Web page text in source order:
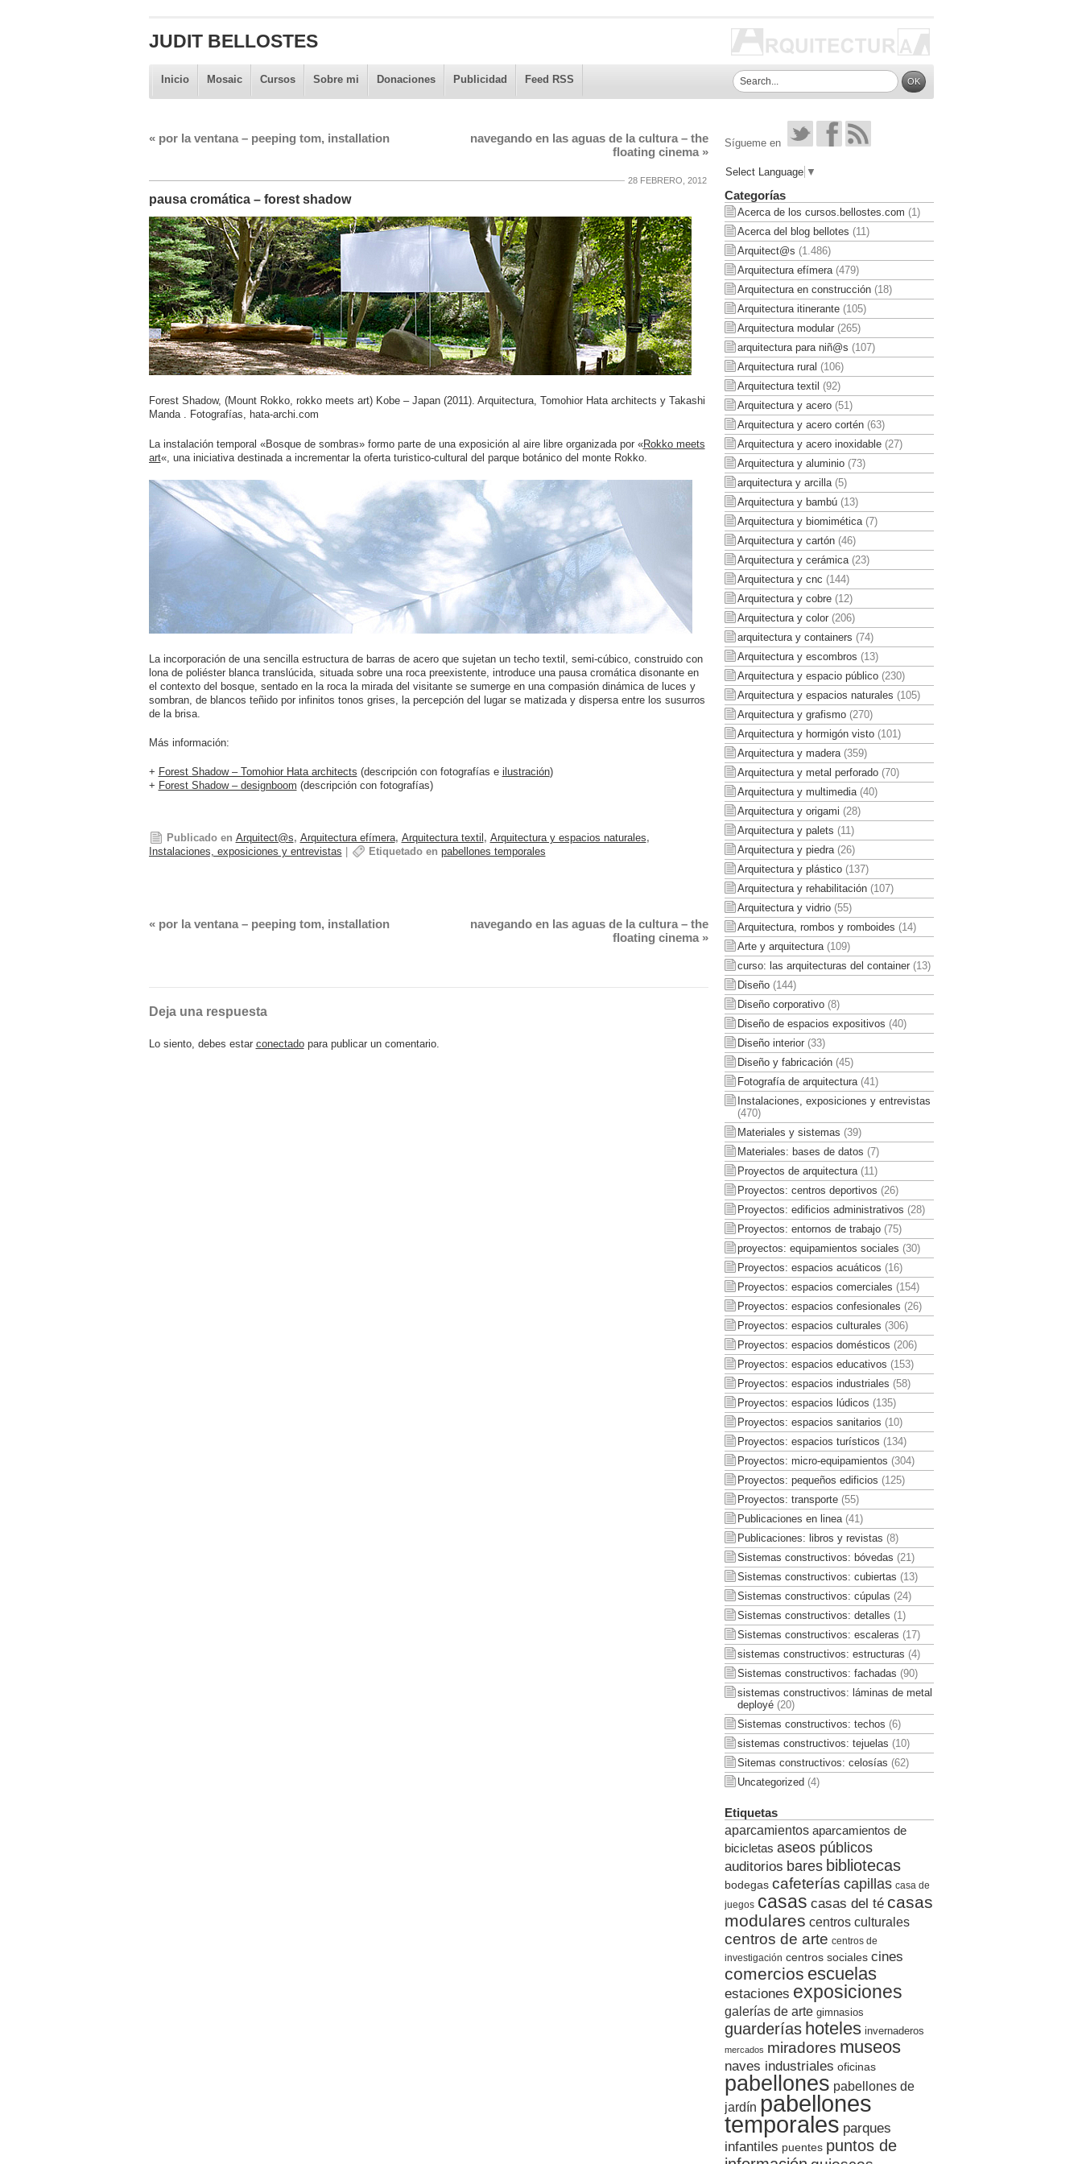
JUDIT BELLOSTES
Inicio Mosaic Cursos Sobre mi Donaciones Publicidad Feed RSS
«por la ventana – peeping tom, installation
navegando en las aguas de la cultura – the
floating cinema »
28 FEBRERO, 2012
pausa cromática – forest shadow
Forest Shadow, (Mount Rokko, rokko meets art) Kobe – Japan (2011). Arquitectura, Tomohior Hata architects y Takashi
Manda . Fotografías, hata-archi.com
La instalación temporal «Bosque de sombras» formo parte de una exposición al aire libre organizada por «Rokko meets
art«, una iniciativa destinada a incrementar la oferta turistico-cultural del parque botánico del monte Rokko.
La incorporación de una sencilla estructura de barras de acero que sujetan un techo textil, semi-cúbico, construido con
lona de poliéster blanca translúcida, situada sobre una roca preexistente, introduce una pausa cromática disonante en
el contexto del bosque, sentado en la roca la mirada del visitante se sumerge en una compasión dinámica de luces y
sombran, de blancos teñido por infinitos tonos grises, la percepción del lugar se matizada y dispersa entre los susurros
de la brisa.
Más información:
+ Forest Shadow – Tomohior Hata architects (descripción con fotografías e ilustración)
+ Forest Shadow – designboom (descripción con fotografías)
Publicado en Arquitect@s, Arquitectura efímera, Arquitectura textil , Arquitectura y espacios naturales,
Instalaciones, exposiciones y entrevistas
Etiquetado en pabellones temporales
«por la ventana – peeping tom, installation
navegando en las aguas de la cultura – the
floating cinema »
Deja una respuesta
Lo siento, debes estar conectadopara publicar un comentario.
Sígueme en
Select Language ▼
Categorías
Acerca de los cursos.bellostes.com (1)
Acerca del blog bellotes (11)
Arquitect@s (1.486)
Arquitectura efímera(479)
Arquitectura en construcción(18)
Arquitectura itinerante(105)
Arquitectura modular(265)
arquitectura para niñ@s (107)
Arquitectura rural (106)
Arquitectura textil (92)
Arquitectura y acero(51)
Arquitectura y acero cortén(63)
Arquitectura y acero inoxidable(27)
Arquitectura y aluminio(73)
arquitectura y arcilla(5)
Arquitectura y bambú(13)
Arquitectura y biomimética(7)
Arquitectura y cartón(46)
Arquitectura y cerámica(23)
Arquitectura y cnc (144)
Arquitectura y cobre(12)
Arquitectura y color(206)
arquitectura y containers (74)
Arquitectura y escombros (13)
Arquitectura y espacio público(230)
Arquitectura y espacios naturales (105)
Arquitectura y grafismo(270)
Arquitectura y hormigón visto(101)
Arquitectura y madera(359)
Arquitectura y metal perforado(70)
Arquitectura y multimedia(40)
Arquitectura y origami (28)
Arquitectura y palets (11)
Arquitectura y piedra(26)
Arquitectura y plástico(137)
Arquitectura y rehabilitación(107)
Arquitectura y vidrio(55)
Arquitectura, rombos y romboides (14)
Arte y arquitectura(109)
curso: las arquitecturas del container(13)
Diseño(144)
Diseño corporativo(8)
Diseño de espacios expositivos (40)
Diseño interior(33)
Diseño y fabricación(45)
Fotografía de arquitectura(41)
Instalaciones, exposiciones y entrevistas
(470)
Materiales y sistemas (39)
Materiales: bases de datos (7)
Proyectos de arquitectura(11)
Proyectos: centros deportivos (26)
Proyectos: edificios administrativos (28)
Proyectos: entornos de trabajo(75)
proyectos: equipamientos sociales (30)
Proyectos: espacios acuáticos (16)
Proyectos: espacios comerciales (154)
Proyectos: espacios confesionales (26)
Proyectos: espacios culturales (306)
Proyectos: espacios domésticos (206)
Proyectos: espacios educativos (153)
Proyectos: espacios industriales (58)
Proyectos: espacios lúdicos (135)
Proyectos: espacios sanitarios (10)
Proyectos: espacios turísticos (134)
Proyectos: micro-equipamientos (304)
Proyectos: pequeños edificios (125)
Proyectos: transporte(55)
Publicaciones en linea(41)
Publicaciones: libros y revistas (8)
Sistemas constructivos: bóvedas (21)
Sistemas constructivos: cubiertas (13)
Sistemas constructivos: cúpulas (24)
Sistemas constructivos: detalles (1)
Sistemas constructivos: escaleras (17)
sistemas constructivos: estructuras (4)
Sistemas constructivos: fachadas (90)
sistemas constructivos: láminas de metal
deployé(20)
Sistemas constructivos: techos (6)
sistemas constructivos: tejuelas (10)
Sitemas constructivos: celosías (62)
Uncategorized (4)
Etiquetas
aparcamientos aparcamientos de
bicicletas aseos públicos
auditorios bares bibliotecas
bodegas cafeterías capillas casa de
juegos casas casas del té casas
modulares centros culturales
centros de arte centros de
investigación centros sociales cines
comercios escuelas
estaciones exposiciones
galerías de arte gimnasios
guarderías hoteles invernaderos
mercados miradores museos
naves industriales oficinas
pabellones pabellones de
jardín pabellones
temporales parques
infantiles puentes puntos de